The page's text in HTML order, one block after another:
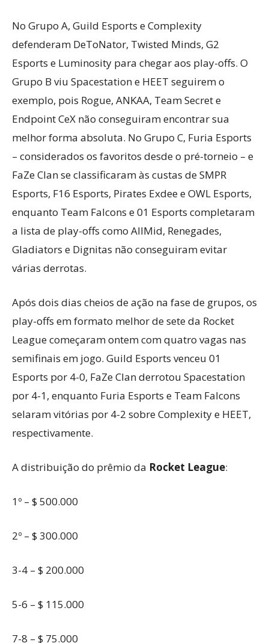
No Grupo A, Guild Esports e Complexity
defenderam DeToNator, Twisted Minds, G2
Esports e Luminosity para chegar aos play-offs. O
Grupo B viu Spacestation e HEET seguirem o
exemplo, pois Rogue, ANKAA, Team Secret e
Endpoint CeX não conseguiram encontrar sua
melhor forma absoluta. No Grupo C, Furia Esports
– considerados os favoritos desde o pré-torneio – e
FaZe Clan se classificaram às custas de SMPR
Esports, F16 Esports, Pirates Exdee e OWL Esports,
enquanto Team Falcons e 01 Esports completaram
a lista de play-offs como AllMid, Renegades,
Gladiators e Dignitas não conseguiram evitar
várias derrotas.
Após dois dias cheios de ação na fase de grupos, os
play-offs em formato melhor de sete da Rocket
League começaram ontem com quatro vagas nas
semifinais em jogo. Guild Esports venceu 01
Esports por 4-0, FaZe Clan derrotou Spacestation
por 4-1, enquanto Furia Esports e Team Falcons
selaram vitórias por 4-2 sobre Complexity e HEET,
respectivamente.
A distribuição do prêmio da Rocket League:
1º – $ 500.000
2º – $ 300.000
3-4 – $ 200.000
5-6 – $ 115.000
7-8 – $ 75.000